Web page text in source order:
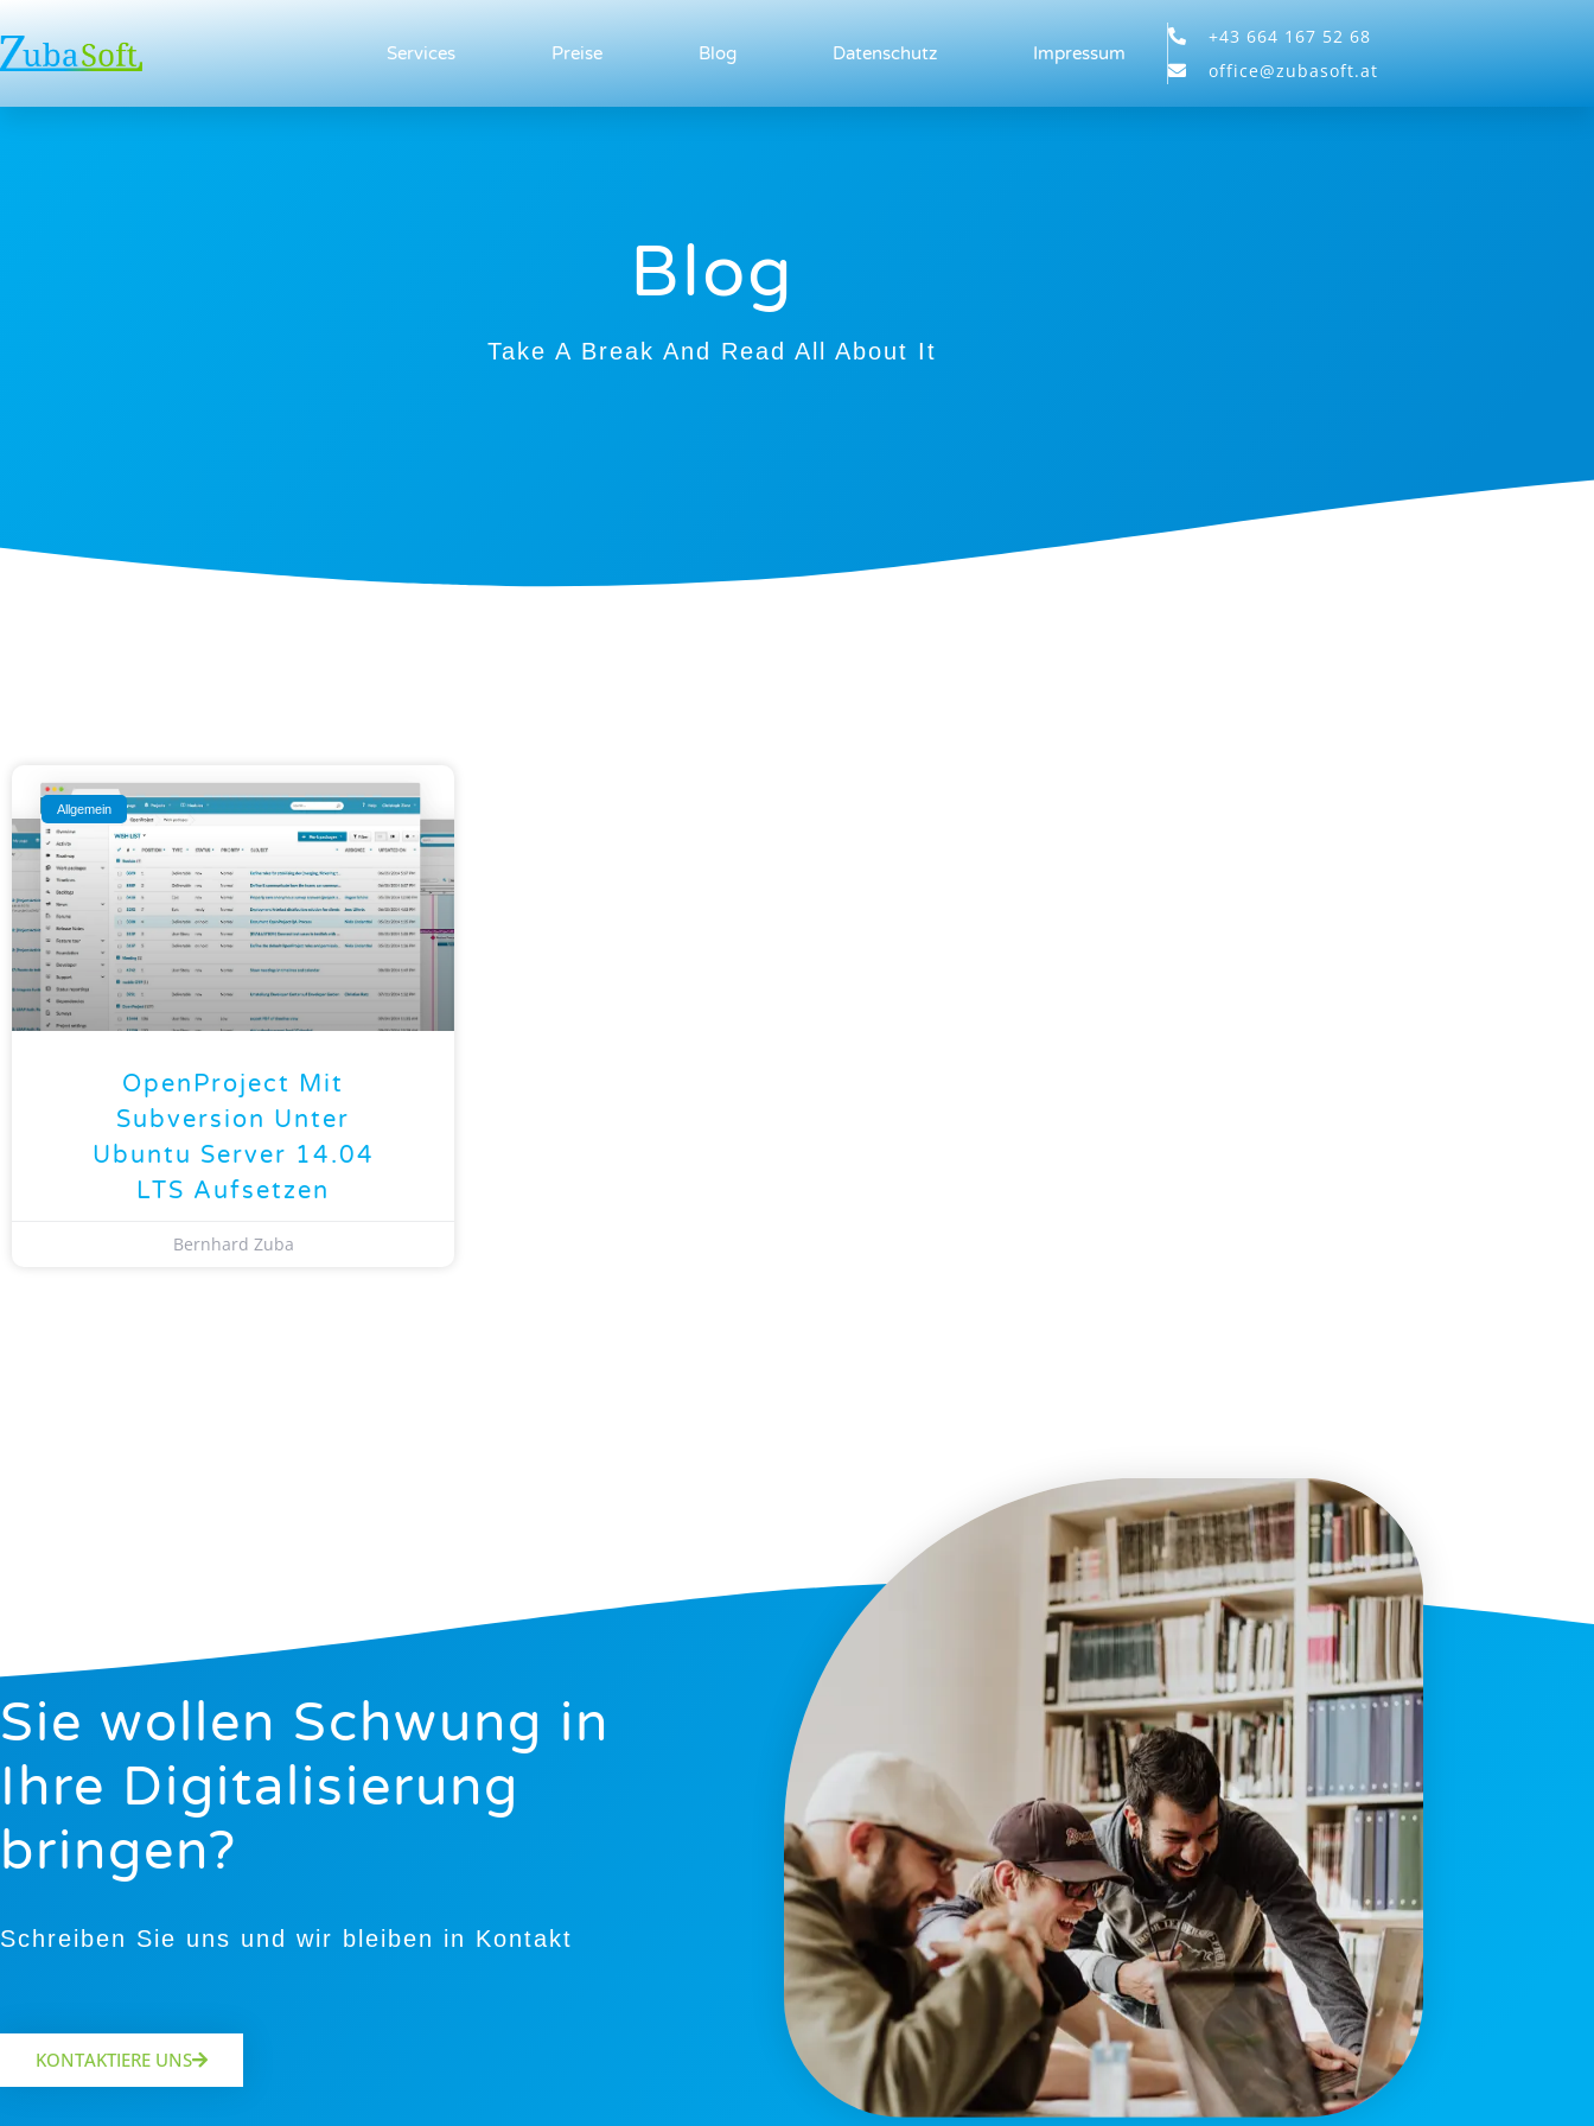
Services Preise Blog Datenschutz Impressum
+43 664 167 52 68
office@zubasoft.at
Blog
Take A Break And Read All About It
Allgemein
OpenProject Mit
Subversion Unter
Ubuntu Server 14.04
LTS Aufsetzen
Bernhard Zuba
Sie wollen Schwung in
Ihre Digitalisierung
bringen?
Schreiben Sie uns und wir bleiben in Kontakt
KONTAKTIERE UNS